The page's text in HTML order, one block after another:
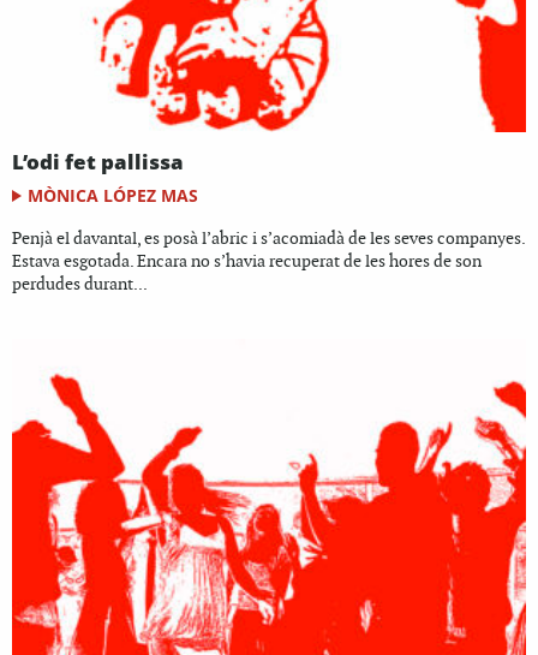
L’odi fet pallissa
MÒNICA LÓPEZ MAS
Penjà el davantal, es posà l’abric i s’acomiadà de les seves companyes.
Estava esgotada. Encara no s’havia recuperat de les hores de son
perdudes durant...